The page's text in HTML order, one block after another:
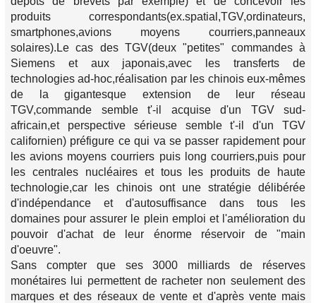
produits correspondants(ex.spatial,TGV,ordinateurs,
smartphones,avions moyens courriers,panneaux
solaires).Le cas des TGV(deux "petites" commandes à
Siemens et aux japonais,avec les transferts de
technologies ad-hoc,réalisation par les chinois eux-mêmes
de la gigantesque extension de leur réseau
TGV,commande semble t'-il acquise d'un TGV sud-
africain,et perspective sérieuse semble t'-il d'un TGV
californien) préfigure ce qui va se passer rapidement pour
les avions moyens courriers puis long courriers,puis pour
les centrales nucléaires et tous les produits de haute
technologie,car les chinois ont une stratégie délibérée
d'indépendance et d'autosuffisance dans tous les
domaines pour assurer le plein emploi et l'amélioration du
pouvoir d'achat de leur énorme réservoir de "main
d'oeuvre".
Sans compter que ses 3000 milliards de réserves
monétaires lui permettent de racheter non seulement des
marques et des réseaux de vente et d'après vente mais